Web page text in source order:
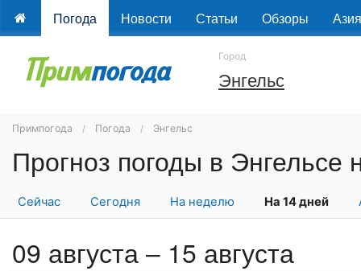
Погода Новости Статьи Обзоры Азия
Город
Энгельс
Примпогода Погода Энгельс
Сейчас Сегодня На неделю На 14 дней
09 августа – 15 августа